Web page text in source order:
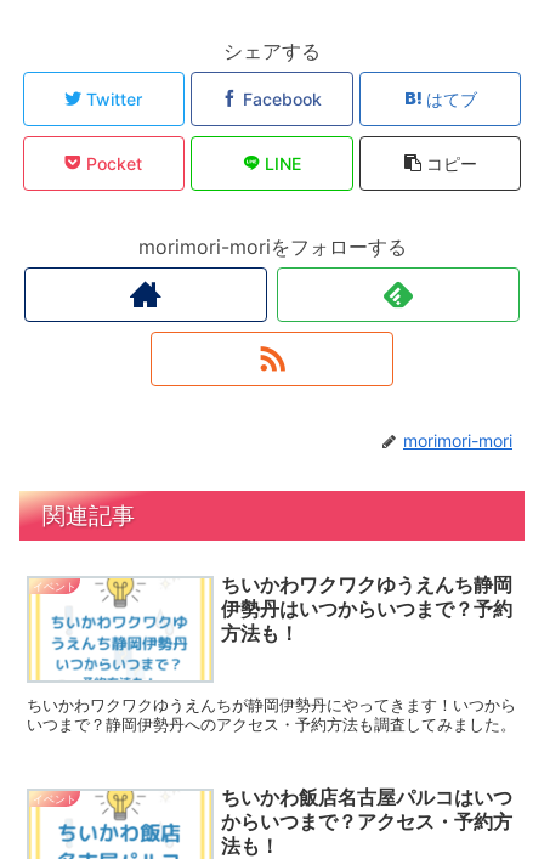
シェアする
Twitter Facebook はてブ
Pocket LINE コピー
morimori-moriをフォローする
morimori-mori
関連記事
イベント
ちいかわワクワクゆうえんち静岡
伊勢丹はいつからいつまで？予約
方法も！
ちいかわワクワクゆうえんちが静岡伊勢丹にやってきます！いつから
いつまで？静岡伊勢丹へのアクセス・予約方法も調査してみました。
イベント
ちいかわ飯店名古屋パルコはいつ
からいつまで？アクセス・予約方
法も！